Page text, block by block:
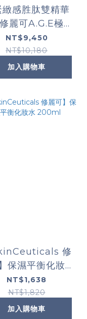
緻感胜肽雙精華
麗可A.G.E極效
活緊緻精華+P-
超胜肽抗皺極光
精華
NT$9,450
NT$10,180
加入購物車
修
保濕平衡化妝水
200ml
NT$1,638
NT$1,820
加入購物車